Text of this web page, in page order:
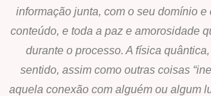
informação junta, com o seu domínio e
conteúdo, e toda a paz e amorosidade
durante o processo. A física
sentido, assim como outras coisas
aquela conexão com alguém ou algum